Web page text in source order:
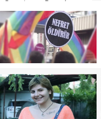
Soruşturma Dosyalarına
Yansıdı!